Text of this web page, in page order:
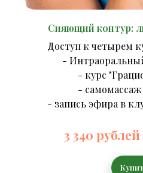
Сияющий контур:
Доступ к четырем
-
- курс
-
- запись эфира в
3 340 рублей